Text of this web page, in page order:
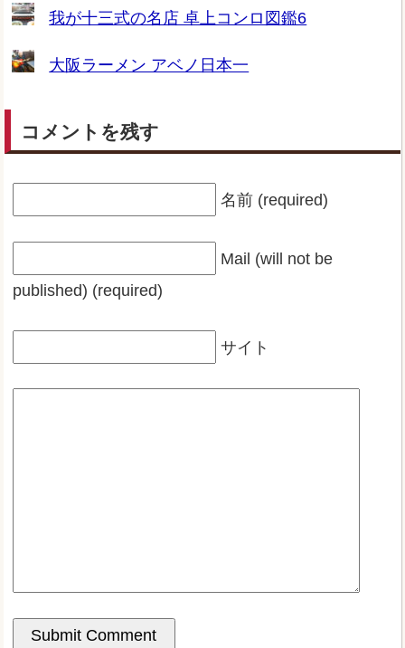
我が十三式の名店 卓上コンロ図鑑6
大阪ラーメン アベノ日本一
コメントを残す
名前 (required)
Mail (will not be
published) (required)
サイト